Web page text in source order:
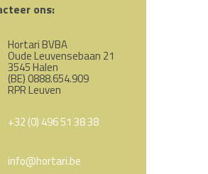
ons:
Hortari BVBA
Oude Leuvensebaan 21
3545 Halen
(BE) 0888.654.909
RPR Leuven
+32 (0) 496 51 38 38
info@hortari.be